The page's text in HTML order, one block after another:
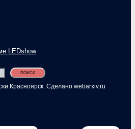
LEDshow
ПОИСК
Красноярск. Сделано webarxiv.ru